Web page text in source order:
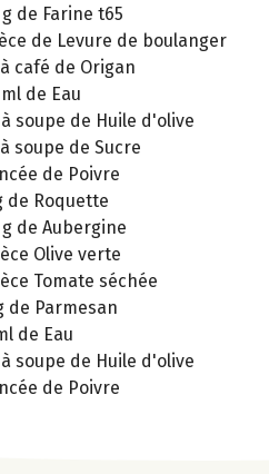
g de Farine t65
de Levure de boulanger
à café de Origan
ml de Eau
soupe de Huile d'olive
soupe de Sucre
de Poivre
de Roquette
g de Aubergine
Olive verte
Tomate séchée
de Parmesan
de Eau
soupe de Huile d'olive
de Poivre